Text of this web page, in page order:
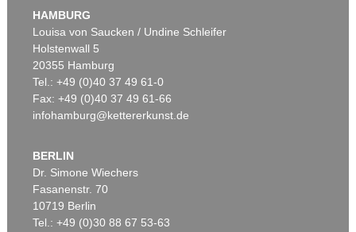
HAMBURG
Louisa von Saucken / Undine Schleifer
Holstenwall 5
20355 Hamburg
Tel.: +49 (0)40 37 49 61-0
Fax: +49 (0)40 37 49 61-66
infohamburg@kettererkunst.de
BERLIN
Dr. Simone Wiechers
Fasanenstr. 70
10719 Berlin
Tel.: +49 (0)30 88 67 53-63